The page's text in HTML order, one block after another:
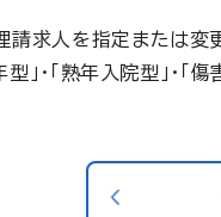
求人を指定または変
」・「熟年入院型」・「